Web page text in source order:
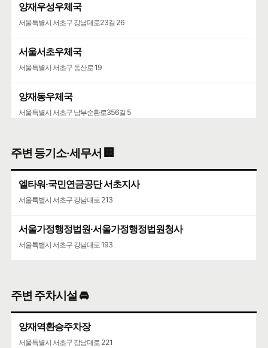
양재우성우체국
서울특별시 서초구 강남대로23길 26
서울서초우체국
서울특별시 서초구 동산로 19
양재동우체국
서울특별시 서초구 남부순환로356길 5
서울특별시 서초구 강남대로 193
주변 등기소·세무서 🏢
엘타워·국민연금공단 서초지사
서울특별시 서초구 강남대로 213
서울가정행정법원·서울가정행정법원청사
서울특별시 서초구 강남대로 193
주변 주차시설 🚘
양재역환승주차장
서울특별시 서초구 강남대로 221